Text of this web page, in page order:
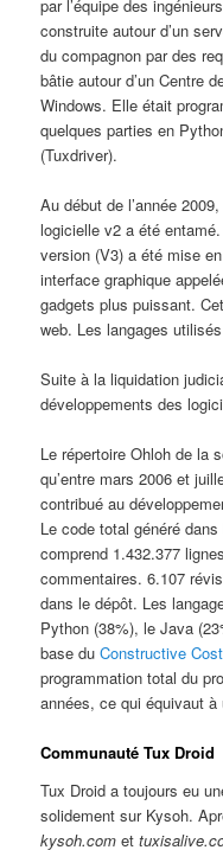
par l’équipe des
construite autour d’un
du compagnon par des
bâtie autour d’un Centre
Windows. Elle était
quelques parties en
(Tuxdriver).
Au début de l’année
logicielle v2 a été
version (V3) a été mise
interface graphique
gadgets plus puissant.
web. Les langages
Suite à la liquidation
développements des
Le répertoire Ohloh de la
qu’entre mars 2006 et
contribué au
Le code total généré
comprend 1.432.377
commentaires. 6.107
dans le dépôt. Les
Python (38%), le Java
base duConstructive
programmation total du
années, ce qui équivaut
Communauté Tux Droid
Tux Droid a toujours eu
solidement sur Kysoh.
kysoh.com et